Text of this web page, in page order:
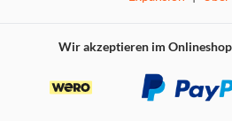
Wir akzeptieren im